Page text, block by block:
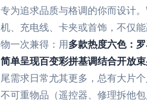
专为追求品质与格调的你而设计
机、充电线、卡夹或首饰，不仅
物一次兼得：用多款热度六色：
简单呈现百变彩拼基调结合开放
尾需求日常尤其更多，总有大片
不可重物品（遥控器、修理拆他